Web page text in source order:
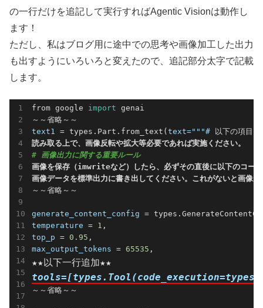
の一行だけを追記して実行すればAgentic Visionは動作し
ます！
ただし、私はブログ用に途中での思考や画像加工した出力
も出すようにいろいろと変えたので、追記部分太字で記載
します。
from google import genai
text1
= types.Part.from_text(text="""#
# 画像出力に関する重要ルール
画像を保存（imwriteなど）したら、必ずその直後に以下のコー
画像データを標準出力に書き出してください。これがないと画像
～～省略～～
generate_content_config
temperature = 1
top_p = 0.95
max_output_tokens = 65535
～～省略～～